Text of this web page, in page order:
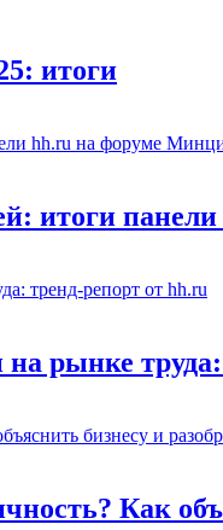
итоги
итоги
рынке
Как